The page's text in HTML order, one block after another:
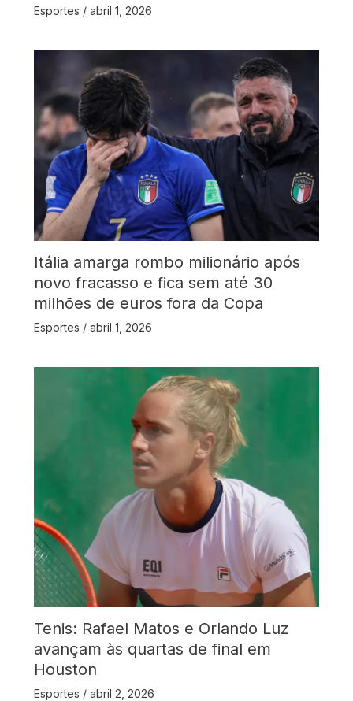
Esportes / abril 1, 2026
Itália amarga rombo milionário após
novo fracasso e fica sem até 30
milhões de euros fora da Copa
Esportes / abril 1, 2026
Tenis: Rafael Matos e Orlando Luz
avançam às quartas de final em
Houston
Esportes / abril 2, 2026